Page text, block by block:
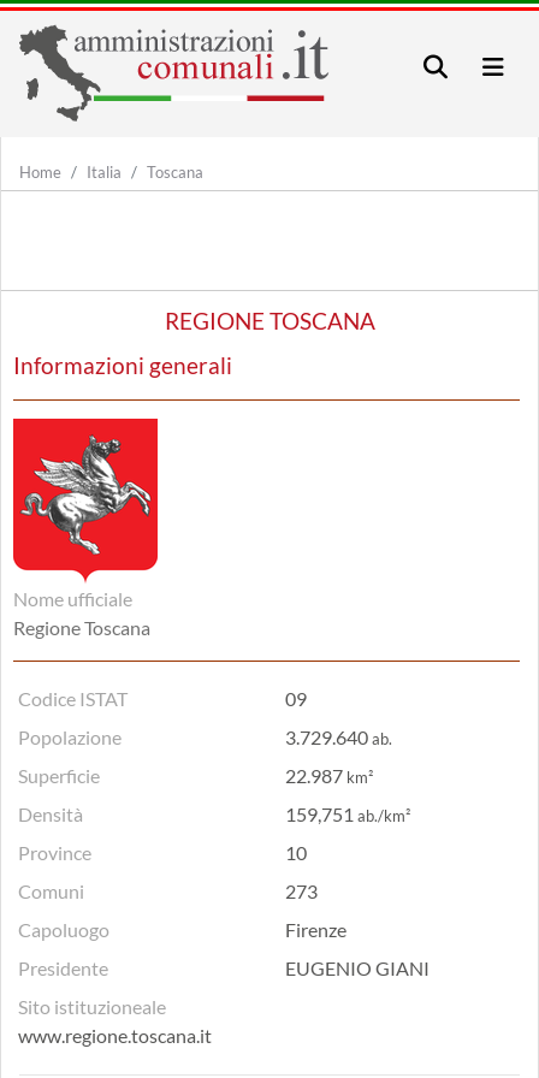
Home Italia Toscana
REGIONE TOSCANA
Informazioni generali
Nome ufficiale
Regione Toscana
Codice ISTAT
09
Popolazione
3.729.640ab.
Superficie 22.987 km²
Densità 159,751 ab./km²
Province
10
Comuni
273
Capoluogo
Firenze
Presidente
EUGENIO GIANI
Sito istituzioneale
www.regione.toscana.it